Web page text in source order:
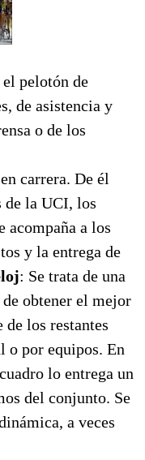
pelotón de
de asistencia y
o de los
carrera. De él
de la UCI, los
acompaña a los
y la entrega de
: Se trata de una
obtener el mejor
de los restantes
o por equipos. En
lo entrega un
del conjunto. Se
a veces